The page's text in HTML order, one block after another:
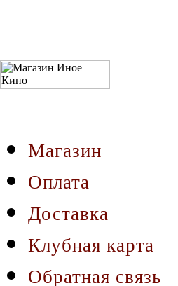
Магазин
Оплата
Доставка
Клубная карта
Обратная связь